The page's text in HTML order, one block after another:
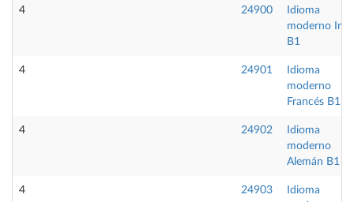
4 24900
Idioma
moderno
B1
4 24901
Idioma
moderno
Francés B1
4 24902
Idioma
moderno
Alemán B1
4 24903
Idioma